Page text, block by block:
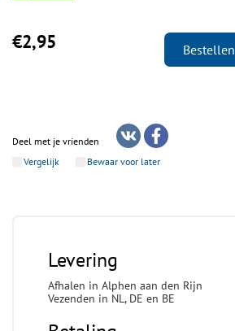
€2,95 Bestellen
Deel met je vrienden
Vergelijk
Bewaar voor later
Levering
Afhalen in Alphen aan den Rijn
Vezenden in NL, DE en BE